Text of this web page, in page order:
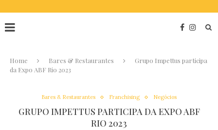
Home Bares & Restaurantes
Grupo Impettus participa
da Expo ABF Rio 2023
Bares & Restaurantes Franchising Negócios
GRUPO IMPETTUS PARTICIPA DA EXPO ABF
RIO 2023